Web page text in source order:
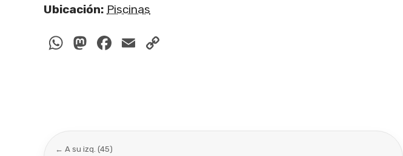
Ubicación: Piscinas
WhatsApp
Mastodon
Facebook
Email
← A su izq. (45)